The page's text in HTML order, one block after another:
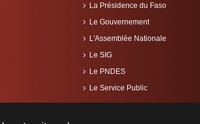
La Présidence du Faso
Le Gouvernement
L'Assemblée Nationale
Le SIG
Le PNDES
Le Service Public